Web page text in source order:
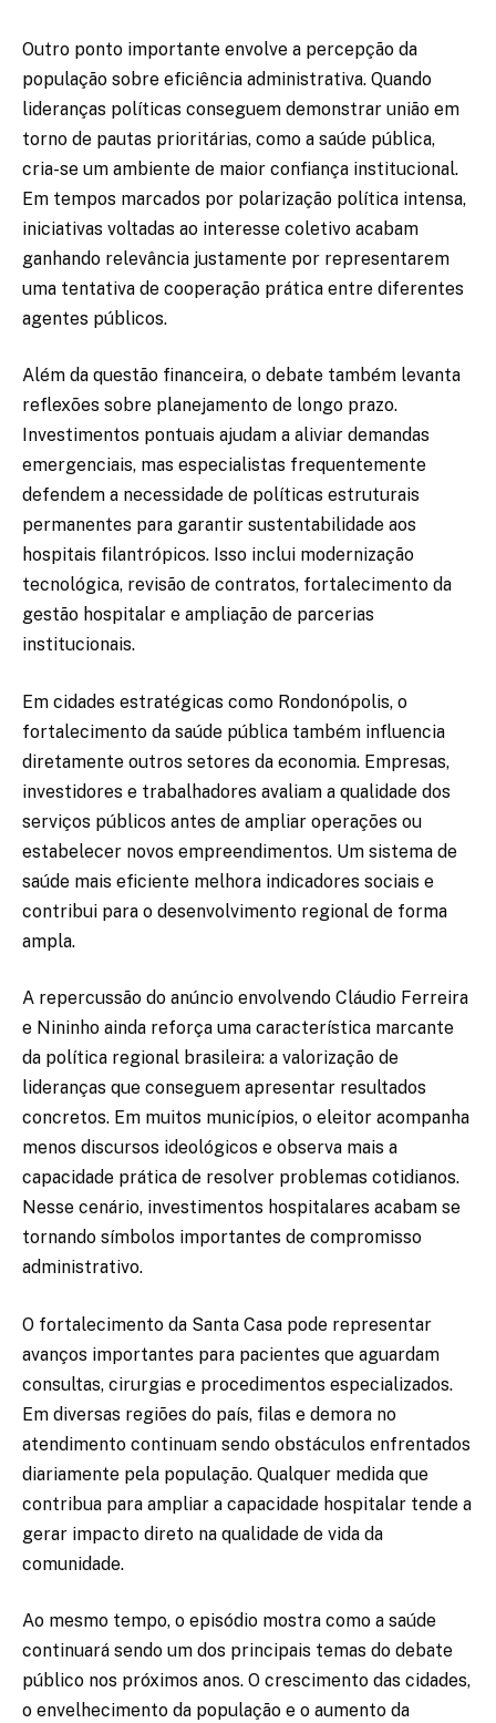
Outro ponto importante envolve a percepção da
população sobre eficiência administrativa. Quando
lideranças políticas conseguem demonstrar união em
torno de pautas prioritárias, como a saúde pública,
cria-se um ambiente de maior confiança institucional.
Em tempos marcados por polarização política intensa,
iniciativas voltadas ao interesse coletivo acabam
ganhando relevância justamente por representarem
uma tentativa de cooperação prática entre diferentes
agentes públicos.
Além da questão financeira, o debate também levanta
reflexões sobre planejamento de longo prazo.
Investimentos pontuais ajudam a aliviar demandas
emergenciais, mas especialistas frequentemente
defendem a necessidade de políticas estruturais
permanentes para garantir sustentabilidade aos
hospitais filantrópicos. Isso inclui modernização
tecnológica, revisão de contratos, fortalecimento da
gestão hospitalar e ampliação de parcerias
institucionais.
Em cidades estratégicas como Rondonópolis, o
fortalecimento da saúde pública também influencia
diretamente outros setores da economia. Empresas,
investidores e trabalhadores avaliam a qualidade dos
serviços públicos antes de ampliar operações ou
estabelecer novos empreendimentos. Um sistema de
saúde mais eficiente melhora indicadores sociais e
contribui para o desenvolvimento regional de forma
ampla.
A repercussão do anúncio envolvendo Cláudio Ferreira
e Nininho ainda reforça uma característica marcante
da política regional brasileira: a valorização de
lideranças que conseguem apresentar resultados
concretos. Em muitos municípios, o eleitor acompanha
menos discursos ideológicos e observa mais a
capacidade prática de resolver problemas cotidianos.
Nesse cenário, investimentos hospitalares acabam se
tornando símbolos importantes de compromisso
administrativo.
O fortalecimento da Santa Casa pode representar
avanços importantes para pacientes que aguardam
consultas, cirurgias e procedimentos especializados.
Em diversas regiões do país, filas e demora no
atendimento continuam sendo obstáculos enfrentados
diariamente pela população. Qualquer medida que
contribua para ampliar a capacidade hospitalar tende a
gerar impacto direto na qualidade de vida da
comunidade.
Ao mesmo tempo, o episódio mostra como a saúde
continuará sendo um dos principais temas do debate
público nos próximos anos. O crescimento das cidades,
o envelhecimento da população e o aumento da